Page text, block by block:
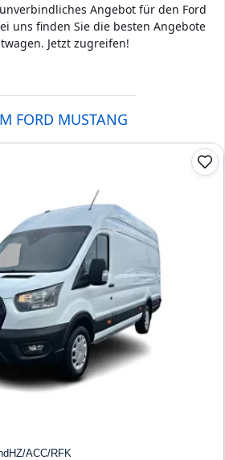
Angebot für den Ford
uns finden Sie die besten Angebote
Jetzt zugreifen!
FORD MUSTANG
ACC/RFK